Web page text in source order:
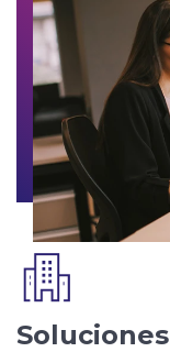
Soluciones